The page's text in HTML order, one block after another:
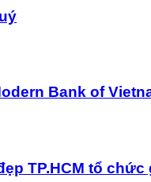
Bank of
TP.HCM tổ